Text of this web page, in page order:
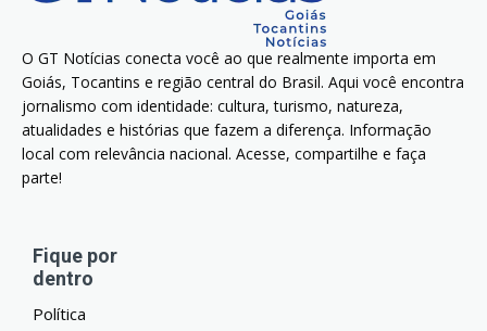
O GT Notícias conecta você ao que realmente importa em
Goiás, Tocantins e região central do Brasil. Aqui você encontra
jornalismo com identidade: cultura, turismo, natureza,
atualidades e histórias que fazem a diferença. Informação
local com relevância nacional. Acesse, compartilhe e faça
parte!
Fique por
dentro
Política